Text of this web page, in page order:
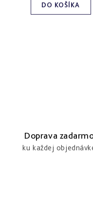
DO KOŠÍKA
Doprava
ku každej